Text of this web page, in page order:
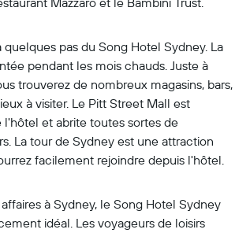
quelques pas du Song Hotel Sydney. La
pendant les mois chauds. Juste à
trouverez de nombreux magasins, bars,
à visiter. Le Pitt Street Mall est
et abrite toutes sortes de
La tour de Sydney est une attraction
facilement rejoindre depuis l'hôtel.
à Sydney, le Song Hotel Sydney
idéal. Les voyageurs de loisirs